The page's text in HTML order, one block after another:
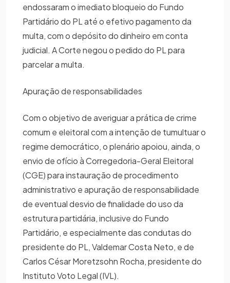
endossaram o imediato bloqueio do Fundo
Partidário do PL até o efetivo pagamento da
multa, com o depósito do dinheiro em conta
judicial. A Corte negou o pedido do PL para
parcelar a multa.
Apuração de responsabilidades
Com o objetivo de averiguar a prática de crime
comum e eleitoral com a intenção de tumultuar o
regime democrático, o plenário apoiou, ainda, o
envio de ofício à Corregedoria-Geral Eleitoral
(CGE) para instauração de procedimento
administrativo e apuração de responsabilidade
de eventual desvio de finalidade do uso da
estrutura partidária, inclusive do Fundo
Partidário, e especialmente das condutas do
presidente do PL, Valdemar Costa Neto, e de
Carlos César Moretzsohn Rocha, presidente do
Instituto Voto Legal (IVL).